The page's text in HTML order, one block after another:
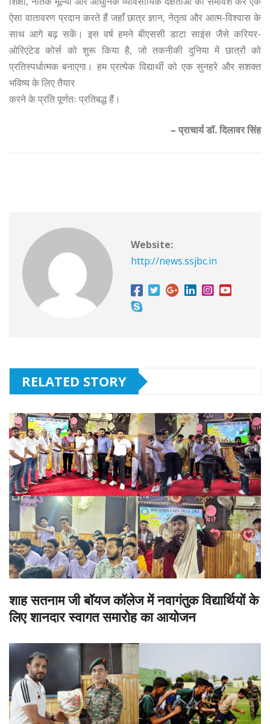
ऐसा वातावरण प्रदान करते हैं जहाँ छात्र ज्ञान, नेतृत्व और आत्म-विश्वास के
साथ आगे बढ़ सकें। इस वर्ष हमने बीएससी डाटा साइंस जैसे करियर-
ओरिएंटेड कोर्स को शुरू किया है, जो तकनीकी दुनिया में छात्रों को
प्रतिस्पर्धात्मक बनाएगा। हम प्रत्येक विद्यार्थी को एक सुनहरे और सशक्त
भविष्य के लिए तैयार
करने के प्रति पूर्णतः प्रतिबद्ध हैं।
– प्राचार्य डॉ. दिलावर सिंह
Website:
http://news.ssjbc.in
RELATED STORY
शाह सतनाम जी बॉयज कॉलेज में नवागंतुक विद्यार्थियों के
लिए शानदार स्वागत समारोह का आयोजन